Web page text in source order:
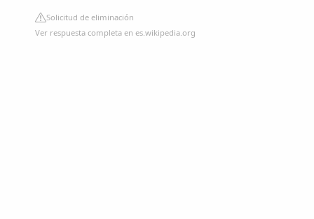
Solicitud de eliminación
Ver respuesta completa en es.wikipedia.org